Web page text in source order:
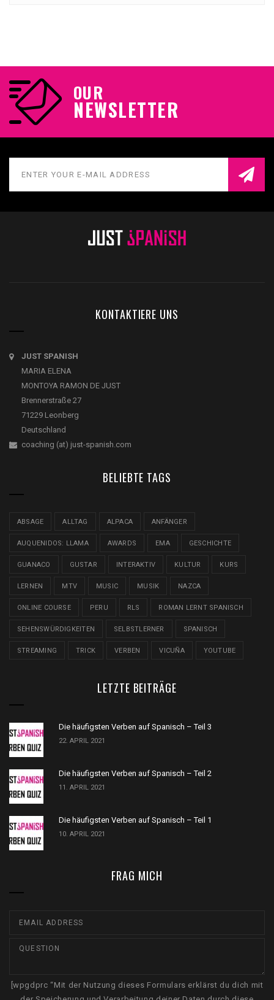
OUR
NEWSLETTER
KONTAKTIERE UNS
JUST SPANISH
MARIA ELENA
MONTOYA RAMON DE JUST
Brennerstraße 27
71229 Leonberg
Deutschland
coaching (at) just-spanish.com
BELIEBTE TAGS
ABSAGE ALLTAG ALPACA ANFÄNGER
AUQUENIDOS: LLAMA AWARDS EMA GESCHICHTE
GUANACO GUSTAR INTERAKTIV KULTUR KURS
LERNEN MTV MUSIC MUSIK NAZCA
ONLINE COURSE PERU RLS ROMAN LERNT SPANISCH
SEHENSWÜRDIGKEITEN SELBSTLERNER SPANISCH
STREAMING TRICK VERBEN VICUÑA YOUTUBE
LETZTE BEITRÄGE
Die häufigsten Verben auf Spanisch – Teil 3
22. APRIL 2021
Die häufigsten Verben auf Spanisch – Teil 2
11. APRIL 2021
Die häufigsten Verben auf Spanisch – Teil 1
10. APRIL 2021
FRAG MICH
[wpgdprc “Mit der Nutzung dieses Formulars erklärst du dich mit